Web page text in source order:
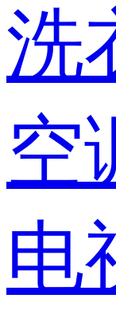
洗
空
电